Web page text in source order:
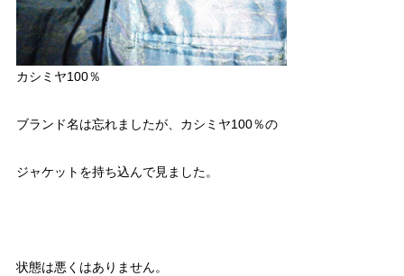
カシミヤ100％
ブランド名は忘れましたが、カシミヤ100％の
ジャケットを持ち込んで見ました。
状態は悪くはありません。